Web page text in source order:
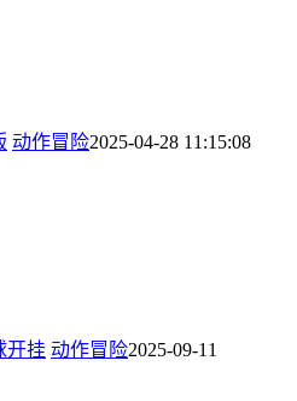
动作冒险2025-04-28 11:15:08
开挂 动作冒险2025-09-11